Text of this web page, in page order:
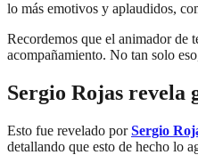
lo más emotivos y aplaudidos,
Recordemos que el animador de
acompañamiento. No tan solo
Sergio Rojas revela
Esto fue revelado porSergio
detallando que esto de hecho lo